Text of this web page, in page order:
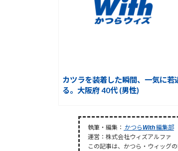
カツラを装着した瞬間、一気に若
る。大阪府 40代 (男性)
執筆・編集： かつらWith編集部
運営：株式会社ウィズアルファ
この記事は、かつら・ウィッグ